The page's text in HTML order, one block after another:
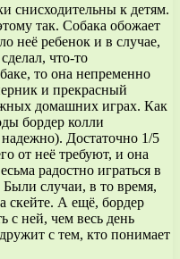
снисходительны к детям.
так. Собака обожает
неё ребенок и в случае,
что-то
то она непременно
и прекрасный
домашних играх. Как
бордер колли
Достаточно 1/5
от неё требуют, и она
радостно играться в
случаи, в то время,
скейте. А ещё, бордер
с ней, чем весь день
с тем, кто понимает